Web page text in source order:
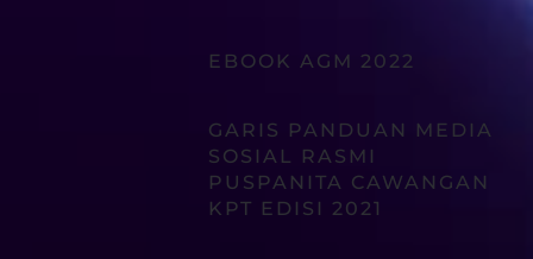
EBOOK AGM 2022
GARIS PANDUAN MEDIA
SOSIAL RASMI
PUSPANITA CAWANGAN
KPT EDISI 2021